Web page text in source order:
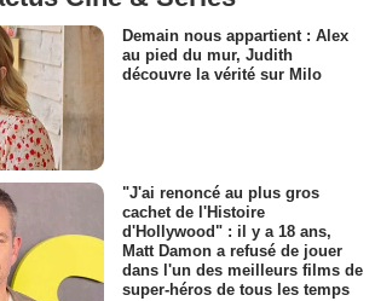
Demain nous appartient : Alex
au pied du mur, Judith
découvre la vérité sur Milo
"J'ai renoncé au plus gros
cachet de l'Histoire
d'Hollywood" : il y a 18 ans,
Matt Damon a refusé de jouer
dans l'un des meilleurs films de
super-héros de tous les temps